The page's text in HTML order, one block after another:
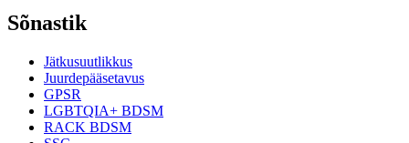
Sõnastik
Jätkusuutlikkus
Juurdepääsetavus
GPSR
LGBTQIA+ BDSM
RACK BDSM